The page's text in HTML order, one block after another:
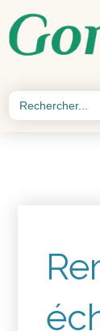
Search
for: